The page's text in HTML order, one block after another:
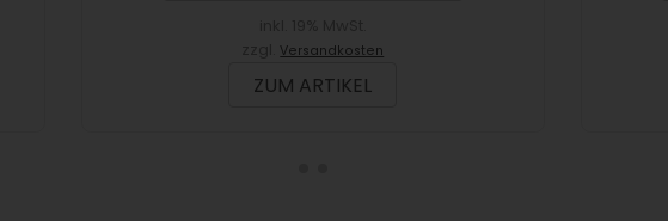
Versandkosten
ZUM ARTIKEL